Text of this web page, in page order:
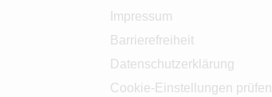
Impressum
Barrierefreiheit
Datenschutzerklärung
Cookie-Einstellungen prüfen